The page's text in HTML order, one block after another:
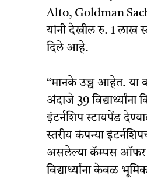
Alto, Goldman
यांनी देखील रु. 1 लाख
दिले आहे.
“मानके उच्च आहेत. या
अंदाजे 39
इंटर्नशिप स्टायपेंड
स्तरीय कंपन्या
असलेल्या कॅम्पस ऑफर
विद्यार्थ्यांना केवळ